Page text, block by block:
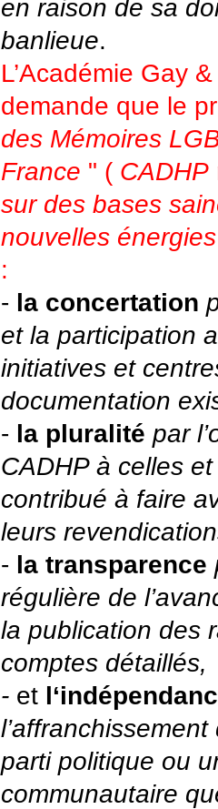
en raison de sa
banlieue.
L’Académie Gay
demande que le
des Mémoires
France " ( CADHP
sur des bases
nouvelles énergies
:
- la concertation
et la participation
initiatives et
documentation
- la pluralité par
CADHP à celles
contribué à faire
leurs
- la transparence
régulière de
la publication des
comptes détaillés,
- et
parti politique ou
communautaire